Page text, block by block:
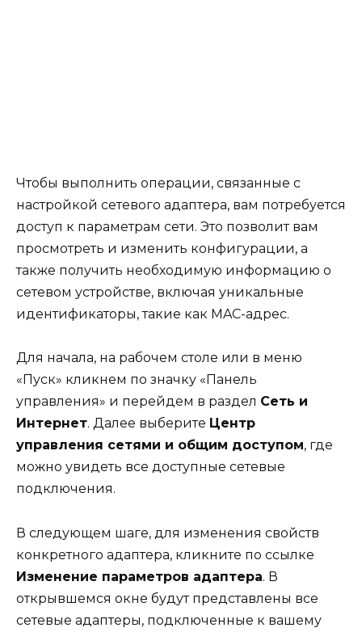
Чтобы выполнить операции, связанные с
настройкой сетевого адаптера, вам потребуется
доступ к параметрам сети. Это позволит вам
просмотреть и изменить конфигурации, а
также получить необходимую информацию о
сетевом устройстве, включая уникальные
идентификаторы, такие как MAC-адрес.
Для начала, на рабочем столе или в меню
«Пуск» кликнем по значку «Панель
управления» и перейдем в раздел Сеть и
Интернет. Далее выберите Центр
управления сетями и общим доступом, где
можно увидеть все доступные сетевые
подключения.
В следующем шаге, для изменения свойств
конкретного адаптера, кликните по ссылке
Изменение параметров адаптера. В
открывшемся окне будут представлены все
сетевые адаптеры, подключенные к вашему